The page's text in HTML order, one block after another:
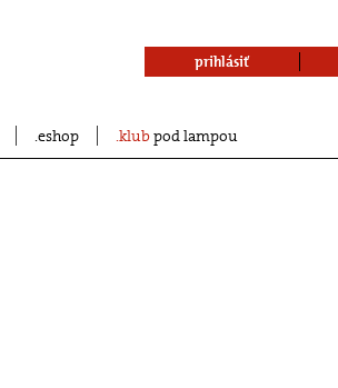
eshop klubpod lampou
prihlásiť